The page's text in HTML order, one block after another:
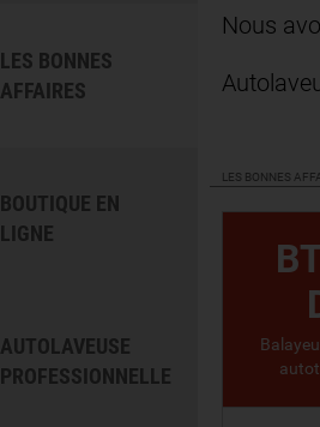
Nous
LES BONNES
LES BONNES
AFFAIRES
BOUTIQUE EN
LIGNE
AUTOLAVEUSE
PROFESSIONNELLE